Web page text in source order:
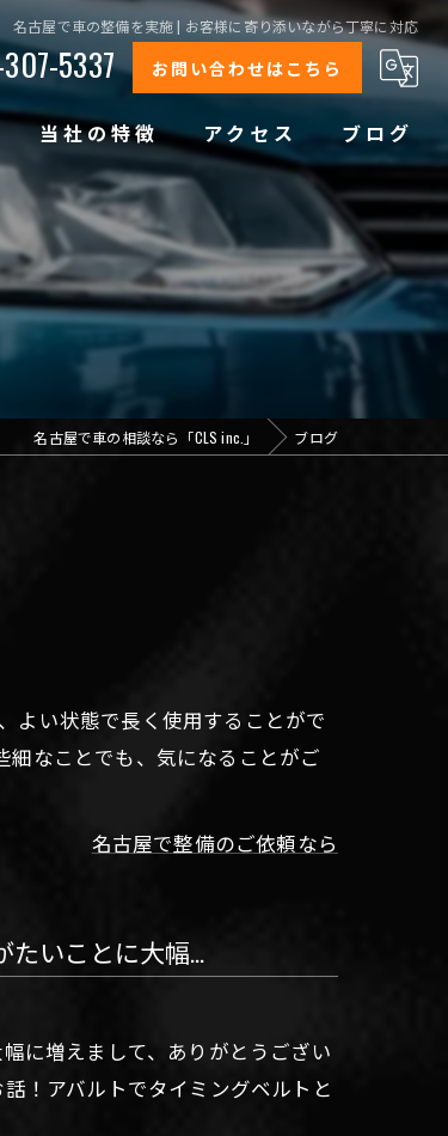
名古屋で車の整備を実施 | お客様に寄り添いながら丁寧に対応
5337 お問い合わせはこちら
当社の特徴
修理
整備
オイル交換
コーティング
オリジナルブランド
アクセス ブログ
名古屋で車の相談なら「CLS inc.」 ブログ
よい状態で長く使用することがで
細なことでも、気になることがご
名古屋で整備のご依頼なら
いことに大幅...
に増えまして、ありがとうござい
！アバルトでタイミングベルトと